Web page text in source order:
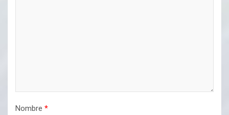
Nombre *